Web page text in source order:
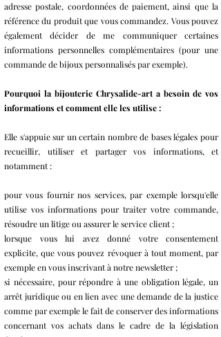
adresse postale, coordonnées de paiement, ainsi que la
référence du produit que vous commandez. Vous pouvez
également décider de me communiquer certaines
informations personnelles complémentaires (pour une
commande de bijoux personnalisés par exemple).
Pourquoi la bijouterie Chrysalide-art a besoin de vos
informations et comment elle les utilise :
Elle s'appuie sur un certain nombre de bases légales pour
recueillir, utiliser et partager vos informations, et
notamment :
pour vous fournir nos services, par exemple lorsqu'elle
utilise vos informations pour traiter votre commande,
résoudre un litige ou assurer le service client ;
lorsque vous lui avez donné votre consentement
explicite, que vous pouvez révoquer à tout moment, par
exemple en vous inscrivant à notre newsletter ;
si nécessaire, pour répondre à une obligation légale, un
arrêt juridique ou en lien avec une demande de la justice
comme par exemple le fait de conserver des informations
concernant vos achats dans le cadre de la législation